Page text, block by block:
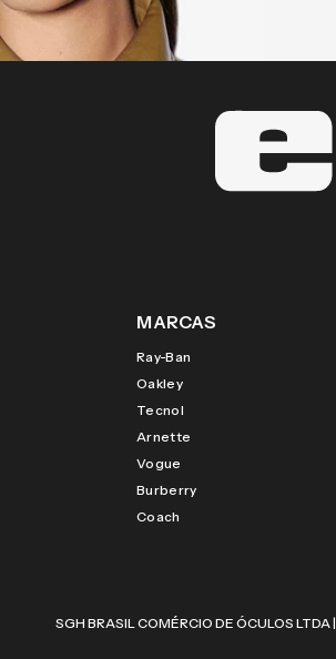
MARCAS
Ray-Ban
Oakley
Tecnol
Arnette
Vogue
Burberry
Coach
SGH BRASIL COMÉRCIO DE ÓCULOS